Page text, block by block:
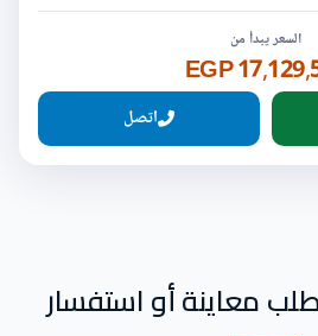
السعر يبدأ من
اتصل
معاينة أو استفسار